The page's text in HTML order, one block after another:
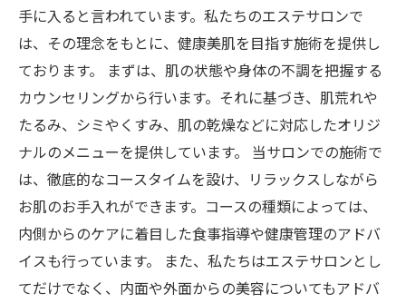
手に入ると言われています。私たちのエステサロンで
は、その理念をもとに、健康美肌を目指す施術を提供し
ております。 まずは、肌の状態や身体の不調を把握する
カウンセリングから行います。それに基づき、肌荒れや
たるみ、シミやくすみ、肌の乾燥などに対応したオリジ
ナルのメニューを提供しています。 当サロンでの施術で
は、徹底的なコースタイムを設け、リラックスしながら
お肌のお手入れができます。コースの種類によっては、
内側からのケアに着目した食事指導や健康管理のアドバ
イスも行っています。 また、私たちはエステサロンとし
てだけでなく、内面や外面からの美容についてもアドバ